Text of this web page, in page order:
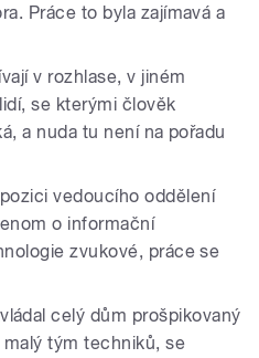
Práce to byla zajímavá a
v rozhlase, v jiném
se kterými člověk
a nuda tu není na pořadu
vedoucího oddělení
o informační
zvukové, práce se
celý dům prošpikovaný
tým techniků, se